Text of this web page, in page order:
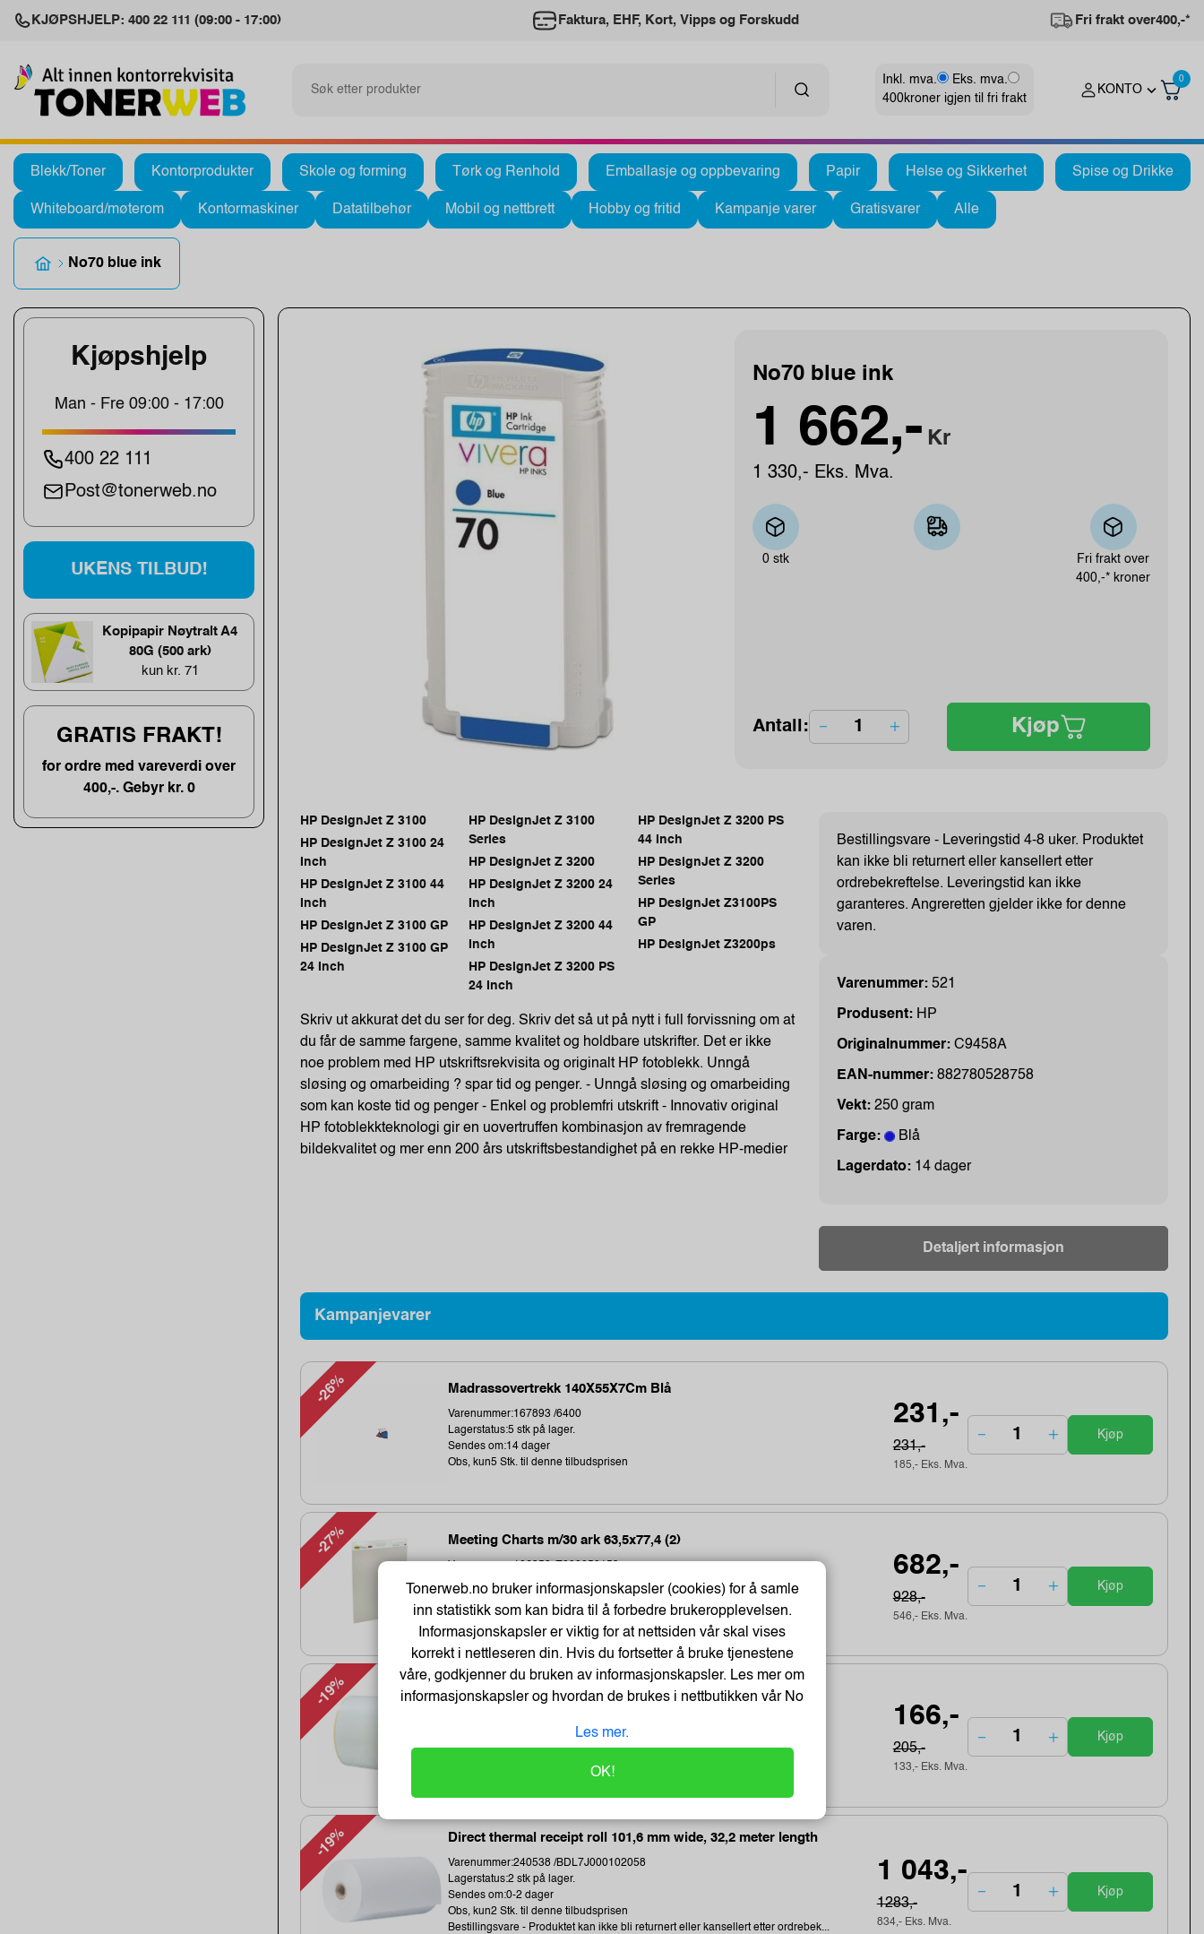
KJØPSHJELP: 400 22 111 (09:00 - 17:00) Faktura, EHF, Kort, Vipps og Forskudd Fri frakt over400,-*
Inkl. mva.
Eks. mva.
400kroner igjen til fri frakt
KONTO
0
Blekk/Toner Kontorprodukter Skole og forming Tørk og Renhold Emballasje og oppbevaring Papir Helse og Sikkerhet Spise og Drikke
Whiteboard/møterom Kontormaskiner Datatilbehør Mobil og nettbrett Hobby og fritid Kampanje varer Gratisvarer Alle
No70 blue ink
Kjøpshjelp
Man - Fre 09:00 - 17:00
400 22 111
Post@tonerweb.no
UKENS TILBUD!
Kopipapir Nøytralt A4
80G (500 ark)
kun kr. 71
GRATIS FRAKT!
for ordre med vareverdi over
400,-. Gebyr kr. 0
No70 blue ink
1 662,- Kr
1 330,- Eks. Mva.
0 stk
Fri frakt over
400,-* kroner
Antall: Kjøp
HP DesignJet Z 3100
HP DesignJet Z 3100 24
Inch
HP DesignJet Z 3100 44
Inch
HP DesignJet Z 3100 GP
HP DesignJet Z 3100 GP
24 Inch
HP DesignJet Z 3100
Series
HP DesignJet Z 3200
HP DesignJet Z 3200 24
Inch
HP DesignJet Z 3200 44
Inch
HP DesignJet Z 3200 PS
24 Inch
HP DesignJet Z 3200 PS
44 Inch
HP DesignJet Z 3200
Series
HP DesignJet Z3100PS
GP
HP DesignJet Z3200ps
Skriv ut akkurat det du ser for deg. Skriv det så ut på nytt i full forvissning om at
du får de samme fargene, samme kvalitet og holdbare utskrifter. Det er ikke
noe problem med HP utskriftsrekvisita og originalt HP fotoblekk. Unngå
sløsing og omarbeiding ? spar tid og penger. - Unngå sløsing og omarbeiding
som kan koste tid og penger - Enkel og problemfri utskrift - Innovativ original
HP fotoblekkteknologi gir en uovertruffen kombinasjon av fremragende
bildekvalitet og mer enn 200 års utskriftsbestandighet på en rekke HP-medier
Bestillingsvare - Leveringstid 4-8 uker. Produktet
kan ikke bli returnert eller kansellert etter
ordrebekreftelse. Leveringstid kan ikke
garanteres. Angreretten gjelder ikke for denne
varen.
Varenummer:521
Produsent: HP
Originalnummer:C9458A
EAN-nummer:882780528758
Vekt:250 gram
Farge: Blå
Lagerdato: 14 dager
Detaljert informasjon
Kampanjevarer
-26% Madrassovertrekk 140X55X7Cm Blå
Varenummer:167893 /6400
Lagerstatus:5 stk på lager.
Sendes om:14 dager
Obs, kun5 Stk. til denne tilbudsprisen
231,-
231,-
185,- Eks. Mva.
Kjøp
-27% Meeting Charts m/30 ark 63,5x77,4 (2)
Lagerstatus:3 stk på lager.
Obs, kun3 Stk. til denne tilbudsprisen
682,-
928,-
546,- Eks. Mva.
Kjøp
-19% Termoetikett 102X192Mm Ø76Mm (350 stk)
Lagerstatus:673 stk på lager.
Sendes om:1-3 dager
Obs, kun3 Stk. til denne tilbudsprisen
166,-
205,-
133,- Eks. Mva.
Kjøp
-19% Direct thermal receipt roll 101,6 mm wide, 32,2 meter length
Varenummer:240538 /BDL7J000102058
Lagerstatus:2 stk på lager.
Sendes om:0-2 dager
Obs, kun2 Stk. til denne tilbudsprisen
Bestillingsvare - Produktet kan ikke bli returnert eller kansellert etter ordrebek...
1 043,-
1283,-
834,- Eks. Mva.
Kjøp
Tonerweb.no bruker informasjonskapsler (cookies) for å samle
inn statistikk som kan bidra til å forbedre brukeropplevelsen.
Informasjonskapsler er viktig for at nettsiden vår skal vises
korrekt i nettleseren din. Hvis du fortsetter å bruke tjenestene
våre, godkjenner du bruken av informasjonskapsler. Les mer om
informasjonskapsler og hvordan de brukes i nettbutikken vårNo
Les mer.
OK!